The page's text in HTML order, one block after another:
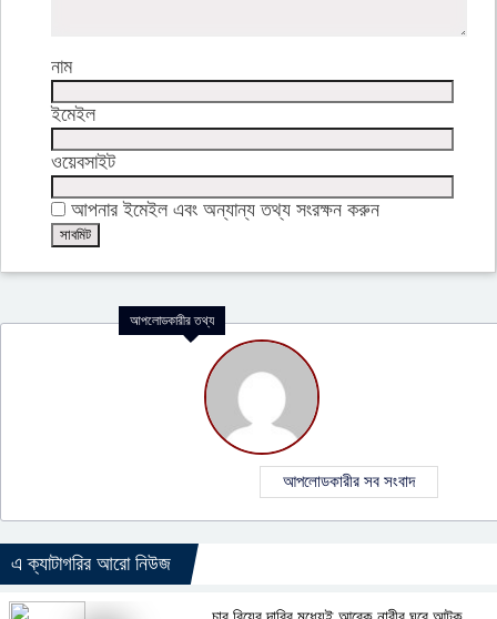
নাম
ইমেইল
ওয়েবসাইট
আপনার ইমেইল এবং অন্যান্য তথ্য সংরক্ষন করুন
আপলোডকারীর তথ্য
আপলোডকারীর সব সংবাদ
এ ক্যাটাগরির আরো নিউজ